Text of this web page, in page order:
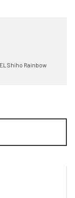
Shiho Rainbow